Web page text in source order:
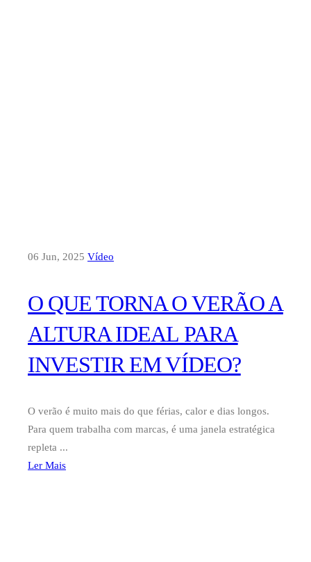
06 Jun, 2025 Vídeo
O QUE TORNA O VERÃO A
ALTURA IDEAL PARA
INVESTIR EM VÍDEO?
O verão é muito mais do que férias, calor e dias longos.
Para quem trabalha com marcas, é uma janela estratégica
repleta ...
Ler Mais